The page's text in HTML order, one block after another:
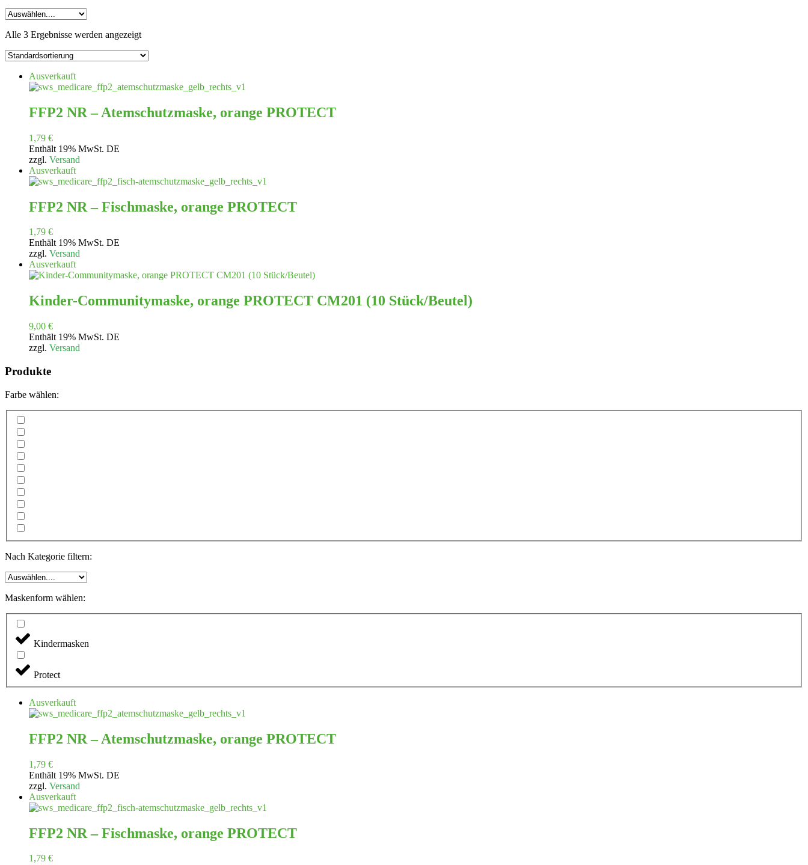
Alle 3 Ergebnisse werden angezeigt
Ausverkauft
FFP2 NR – Atemschutzmaske, orange PROTECT
1,79 €
Enthält 19% MwSt. DE
zzgl. Versand
Ausverkauft
FFP2 NR – Fischmaske, orange PROTECT
1,79 €
Enthält 19% MwSt. DE
zzgl. Versand
Ausverkauft
Kinder-Communitymaske, orange PROTECT CM201 (10 Stück/Beutel)
9,00 €
Enthält 19% MwSt. DE
zzgl. Versand
Produkte
Farbe wählen:
Nach Kategorie filtern:
Maskenform wählen:
Kindermasken
Protect
Ausverkauft
FFP2 NR – Atemschutzmaske, orange PROTECT
1,79 €
Enthält 19% MwSt. DE
zzgl. Versand
Ausverkauft
FFP2 NR – Fischmaske, orange PROTECT
1,79 €